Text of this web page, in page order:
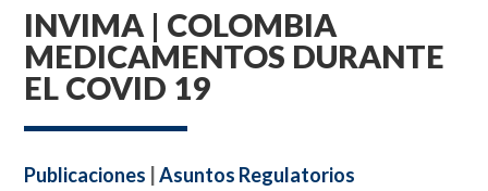
INVIMA | COLOMBIA
MEDICAMENTOS DURANTE
EL COVID 19
Publicaciones |Asuntos Regulatorios